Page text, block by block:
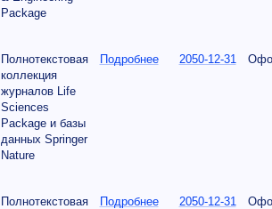
Package
Полнотекстовая
коллекция
журналов Life
Sciences
Package и базы
данных Springer
Nature
Подробнее 2050-12-31
Полнотекстовая
Подробнее 2050-12-31